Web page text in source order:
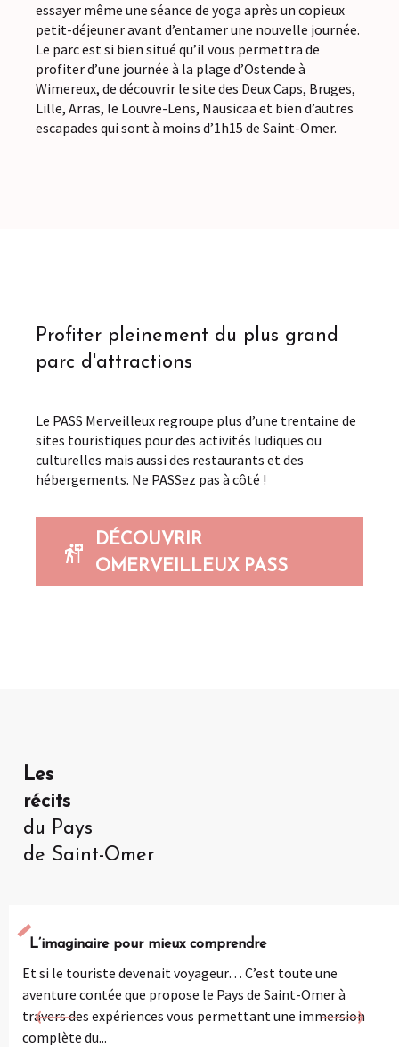
essayer même une séance de yoga après un copieux
petit-déjeuner avant d’entamer une nouvelle journée.
Le parc est si bien situé qu’il vous permettra de
profiter d’une journée à la plage d’Ostende à
Wimereux, de découvrir le site des Deux Caps, Bruges,
Lille, Arras, le Louvre-Lens, Nausicaa et bien d’autres
escapades qui sont à moins d’1h15 de Saint-Omer.
Profiter pleinement du plus grand
parc d'attractions
Le PASS Merveilleux regroupe plus d’une trentaine de
sites touristiques pour des activités ludiques ou
culturelles mais aussi des restaurants et des
hébergements. Ne PASSez pas à côté !
DÉCOUVRIR
OMERVEILLEUX PASS
Les
récits
du Pays
de Saint-Omer
L’imaginaire pour mieux comprendre
Et si le touriste devenait voyageur… C’est toute une
aventure contée que propose le Pays de Saint-Omer à
travers des expériences vous permettant une immersion
complète du...